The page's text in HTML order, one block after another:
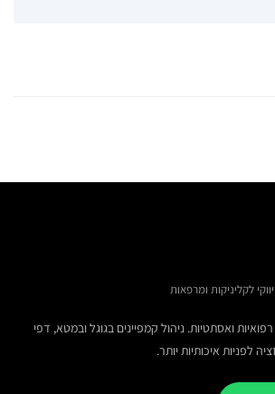
לקליניקות ומרפאות
רפואיות ואסתטיות. ניהול קמפיינים בגוגל ובמטא, דפי
לפניות איכותיות יותר.